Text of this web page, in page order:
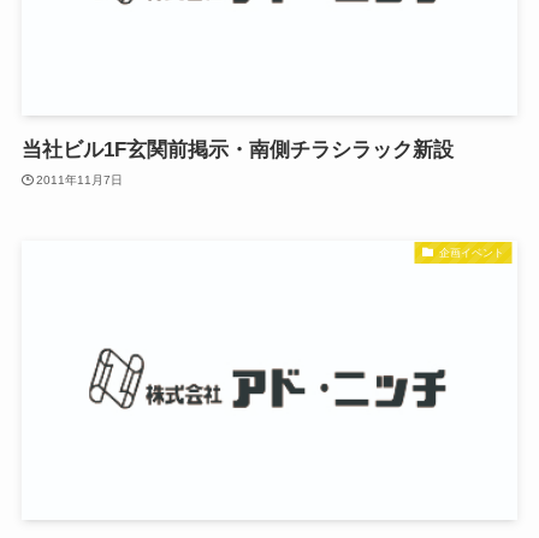
当社ビル1F玄関前掲示・南側チラシラック新設
2011年11月7日
企画イベント